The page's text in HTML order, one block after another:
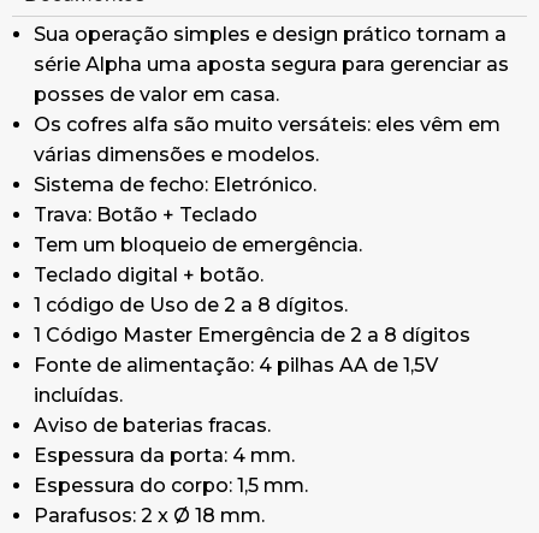
Garantia: 3 anos Uso Doméstico ou 1 ano Uso
Profissional.
Sua operação simples e design prático tornam a
série Alpha uma aposta segura para gerenciar as
posses de valor em casa.
Os cofres alfa são muito versáteis: eles vêm em
várias dimensões e modelos.
Sistema de fecho: Eletrónico.
Trava: Botão + Teclado
Tem um bloqueio de emergência.
Teclado digital + botão.
1 código de Uso de 2 a 8 dígitos.
1 Código Master Emergência de 2 a 8 dígitos
Fonte de alimentação: 4 pilhas AA de 1,5V
incluídas.
Aviso de baterias fracas.
Espessura da porta: 4 mm.
Espessura do corpo: 1,5 mm.
Parafusos: 2 x Ø 18 mm.